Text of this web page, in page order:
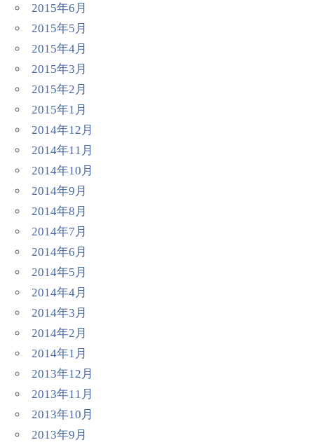
2015年6月
2015年5月
2015年4月
2015年3月
2015年2月
2015年1月
2014年12月
2014年11月
2014年10月
2014年9月
2014年8月
2014年7月
2014年6月
2014年5月
2014年4月
2014年3月
2014年2月
2014年1月
2013年12月
2013年11月
2013年10月
2013年9月